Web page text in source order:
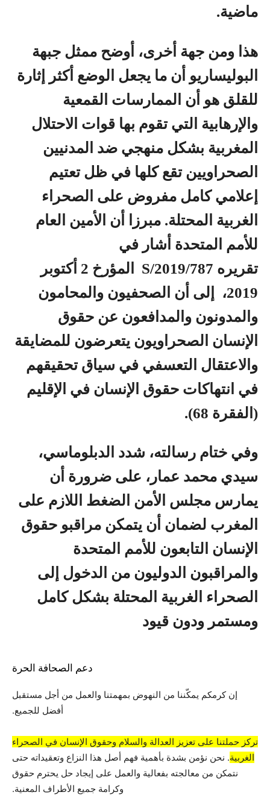
ماضية.
هذا ومن جهة أخرى، أوضح ممثل جبهة
البوليساريو أن ما يجعل الوضع أكثر إثارة
للقلق هو أن الممارسات القمعية
والإرهابية التي تقوم بها قوات الاحتلال
المغربية بشكل منهجي ضد المدنيين
الصحراويين تقع كلها في ظل تعتيم
إعلامي كامل مفروض على الصحراء
الغربية المحتلة. مبرزا أن الأمين العام
للأمم المتحدة أشار في
تقريره S/2019/787 المؤرخ 2 أكتوبر
2019، إلى أن الصحفيون والمحامون
والمدونون والمدافعون عن حقوق
الإنسان الصحراويون يتعرضون للمضايقة
والاعتقال التعسفي في سياق تحقيقهم
في انتهاكات حقوق الإنسان في الإقليم
(الفقرة 68).
وفي ختام رسالته، شدد الدبلوماسي،
سيدي محمد عمار، على ضرورة أن
يمارس مجلس الأمن الضغط اللازم على
المغرب لضمان أن يتمكن مراقبو حقوق
الإنسان التابعون للأمم المتحدة
والمراقبون الدوليون من الدخول إلى
الصحراء الغربية المحتلة بشكل كامل
ومستمر ودون قيود
دعم الصحافة الحرة
إن كرمكم يمكّننا من النهوض بمهمتنا والعمل من أجل مستقبل
أفضل للجميع.
تركز حملتنا على تعزيز العدالة والسلام وحقوق الإنسان في الصحراء
الغربية. نحن نؤمن بشدة بأهمية فهم أصل هذا النزاع وتعقيداته حتى
نتمكن من معالجته بفعالية والعمل على إيجاد حل يحترم حقوق
وكرامة جميع الأطراف المعنية.